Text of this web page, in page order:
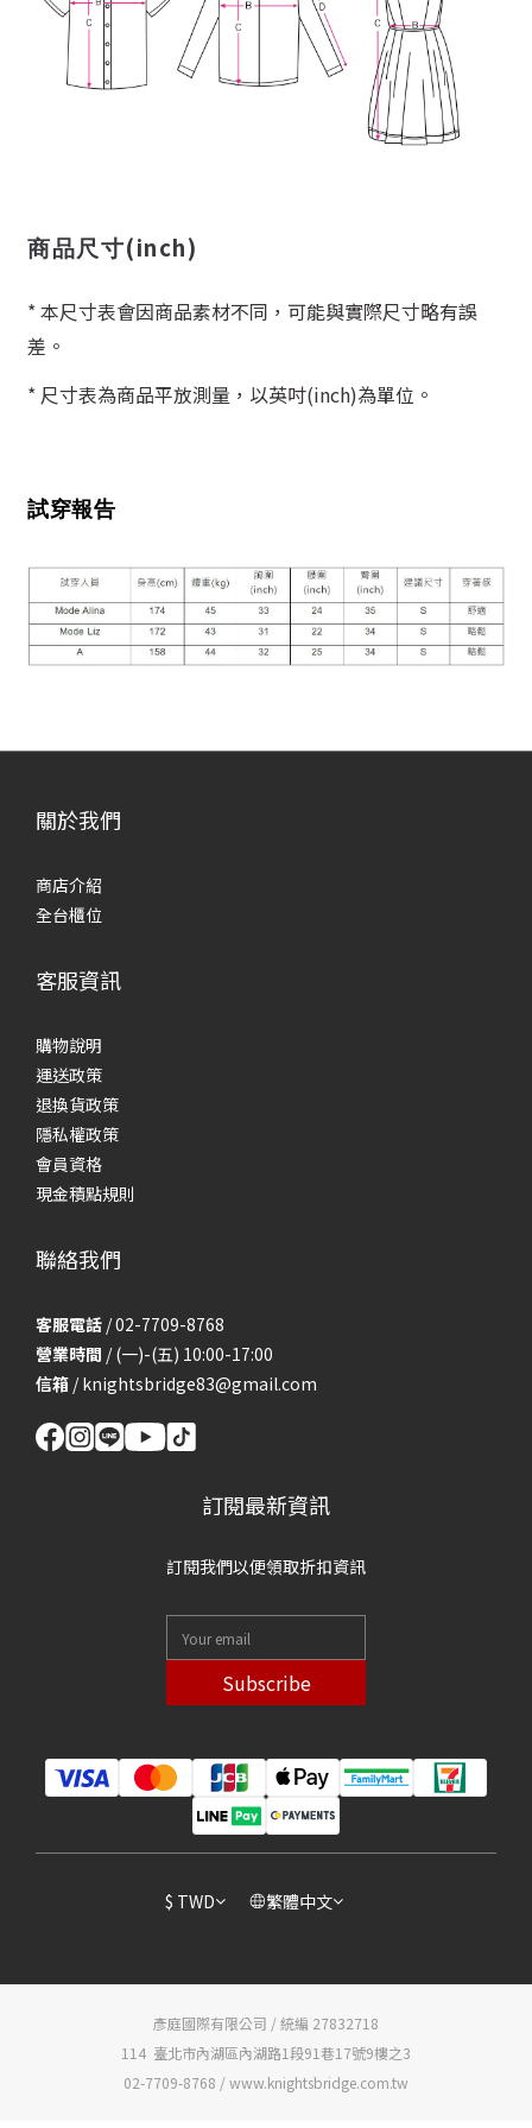
商品尺寸(inch)
* 本尺寸表會因商品素材不同，可能與實際尺寸略有誤
差。
* 尺寸表為商品平放測量，以英吋(inch)為單位。
試穿報告
關於我們
商店介紹
全台櫃位
客服資訊
購物說明
運送政策
退換貨政策
隱私權政策
會員資格
現金積點規則
聯絡我們
客服電話 / 02-7709-8768
營業時間 / (一)-(五) 10:00-17:00
信箱 /knightsbridge83@gmail.com
訂閱最新資訊
訂閱我們以便領取折扣資訊
Subscribe
$ TWD 繁體中文
彥庭國際有限公司 / 統編 27832718
114 臺北市內湖區內湖路1段91巷17號9樓之3
02-7709-8768 / www.knightsbridge.com.tw